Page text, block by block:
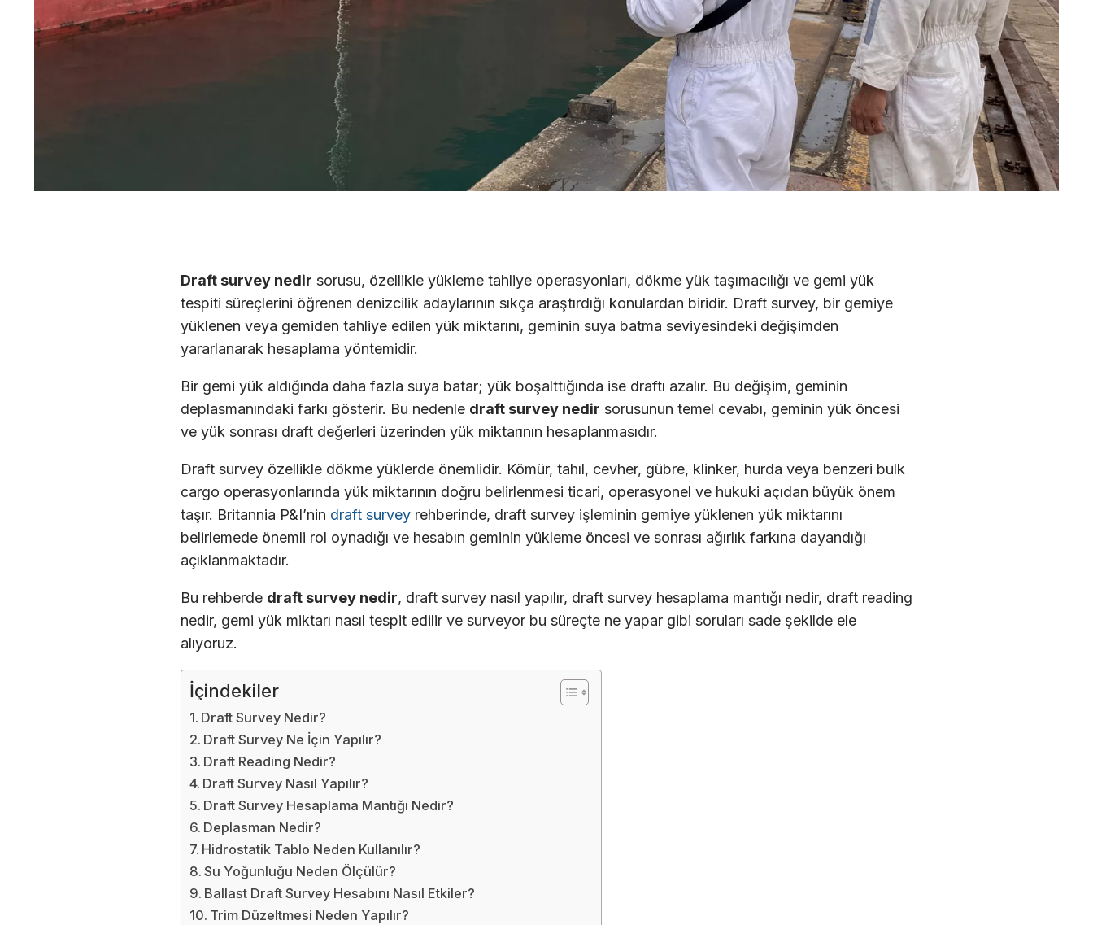
Draft survey nedir sorusu, özellikle yükleme tahliye operasyonları, dökme yük taşımacılığı ve gemi yük
tespiti süreçlerini öğrenen denizcilik adaylarının sıkça araştırdığı konulardan biridir. Draft survey, bir gemiye
yüklenen veya gemiden tahliye edilen yük miktarını, geminin suya batma seviyesindeki değişimden
yararlanarak hesaplama yöntemidir.
Bir gemi yük aldığında daha fazla suya batar; yük boşalttığında ise draftı azalır. Bu değişim, geminin
deplasmanındaki farkı gösterir. Bu nedenle draft survey nedir sorusunun temel cevabı, geminin yük öncesi
ve yük sonrası draft değerleri üzerinden yük miktarının hesaplanmasıdır.
Draft survey özellikle dökme yüklerde önemlidir. Kömür, tahıl, cevher, gübre, klinker, hurda veya benzeri bulk
cargo operasyonlarında yük miktarının doğru belirlenmesi ticari, operasyonel ve hukuki açıdan büyük önem
taşır. Britannia P&I’nin draft survey rehberinde, draft survey işleminin gemiye yüklenen yük miktarını
belirlemede önemli rol oynadığı ve hesabın geminin yükleme öncesi ve sonrası ağırlık farkına dayandığı
açıklanmaktadır.
Bu rehberde draft survey nedir, draft survey nasıl yapılır, draft survey hesaplama mantığı nedir, draft reading
nedir, gemi yük miktarı nasıl tespit edilir ve surveyor bu süreçte ne yapar gibi soruları sade şekilde ele
alıyoruz.
İçindekiler
Draft Survey Nedir?
Draft Survey Ne İçin Yapılır?
Draft Reading Nedir?
Draft Survey Nasıl Yapılır?
Draft Survey Hesaplama Mantığı Nedir?
Deplasman Nedir?
Hidrostatik Tablo Neden Kullanılır?
Su Yoğunluğu Neden Ölçülür?
Ballast Draft Survey Hesabını Nasıl Etkiler?
Trim Düzeltmesi Neden Yapılır?